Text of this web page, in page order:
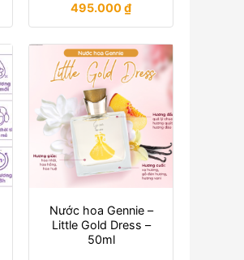
495.000₫
Nước hoa Gennie –
Little Gold Dress –
50ml